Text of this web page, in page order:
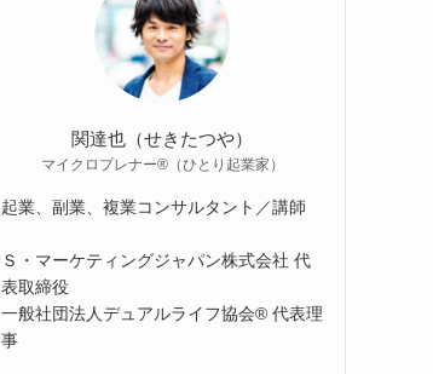
関達也（せきたつや）
マイクロプレナー®（ひとり起業家）
起業、副業、複業コンサルタント／講師
Ｓ・マーケティングジャパン株式会社 代
表取締役
一般社団法人デュアルライフ協会® 代表理
事